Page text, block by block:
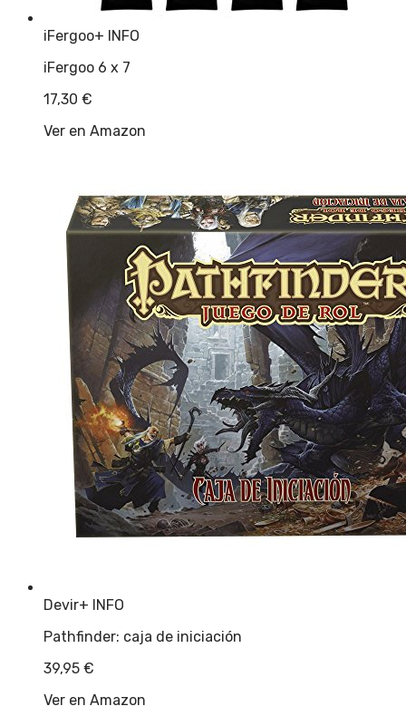
iFergoo+ INFO
iFergoo 6 x 7
17,30 €
Ver en Amazon
Devir+ INFO
Pathfinder: caja de iniciación
39,95 €
Ver en Amazon